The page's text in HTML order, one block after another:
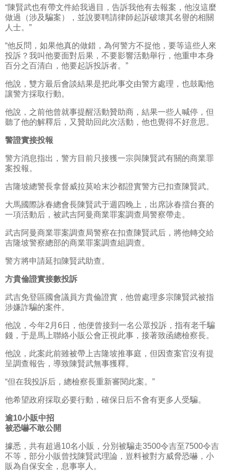
“陳賢武也有帶文件給我過目，告訴我他有去報案，他沒這麼
做過（涉及騙案），並說要聘請律師起訴破壞其名譽的相關
人士。”
“他反問，如果他真的做錯，為何警方不捉他，要等這些人來
投訴？我叫他要面對后果，不要影響活動舉行，他重申本身
百分之百清白，他要起訴投訴者。”
他說，雙方最后會談結果是把此事交由警方處理，也鼓勵他
讓警方採取行動。
他說，之前他曾就事提醒活動贊助商，結果一些人喊停，但
聽了他的解釋后，又贊助回此次活動，他也覺得不好意思。
警證實接投報
警方消息指出，警方目前只接獲一宗與陳賢武有關的商業罪
案投報。
吉隆坡總警長拿督威拉莫哈末沙都證實警方已扣查陳賢武。
大馬國際詠春總會長陳賢武于週四晚上，出席詠春擂台賽的
一項活動后，被武吉阿曼商業罪案調查局警察帶走。
武吉阿曼商業罪案調查局警察在扣查陳賢武后，將他轉交給
吉隆坡警察總部的商業罪案調查組調查。
警方將申請延扣陳賢武助查。
方貴倫證實接數投訴
武吉免登區國會議員方貴倫證實，他曾處理多宗陳賢武被指
涉嫌詐騙的案件。
他說，今年2月6日，他便曾接到一名公眾投訴，指有老千騙
錢，于是馬上聯絡小販公會正視此事，接著致函總檢察長。
他說，此案此前雖被帶上吉隆坡推事庭，但因查案官沒有提
呈調查報告，導致陳賢武無事獲釋。
“但在我投訴后，總檢察長重新審閱此案。”
他希望政府採取必要行動，確保日后不會有更多人受騙。
逾10小販中招
被恐嚇不敢公開
據悉，共有超過10名小販，分別被騙走3500令吉至7500令吉
不等，部分小販曾找陳賢武理論，豈料被對方威脅恐嚇，小
販為自保安全，息事寧人。